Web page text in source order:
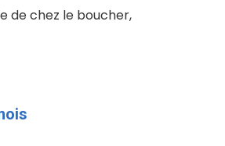
de chez le boucher,